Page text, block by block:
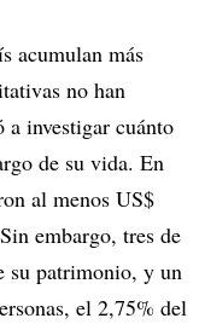
acumulan más
no han
investigar cuánto
de su vida. En
al menos US$
embargo, tres de
su patrimonio, y un
el 2,75% del